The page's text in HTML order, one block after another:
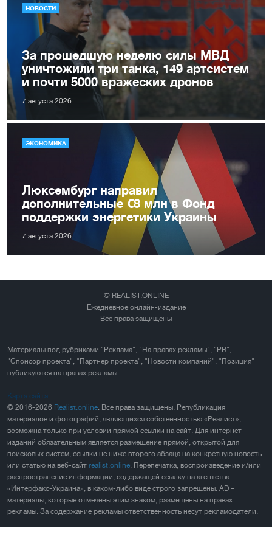
НОВОСТИ
За прошедшую неделю силы МВД
уничтожили три танка, 149 артсистем
и почти 5000 вражеских дронов
7 августа 2026
ЭКОНОМИКА
Люксембург направил
дополнительные €8 млн в Фонд
поддержки энергетики Украины
7 августа 2026
© REALIST.ONLINE
Ежедневное онлайн-издание
Все права защищены
Материалы под рубриками "Реклама", "На правах рекламы", "PR",
"Спонсор проекта", "Партнер проекта", "Новости компаний", "Позиция"
публикуются на правах рекламы
Карта сайта
© 2016-2026 Realist.online . Все права защищены. Републикация
материалов и фотографий, являющихся собственностью «Реалист»,
возможна только при условии прямой ссылки на сайт. Для интернет-
изданий обязательным является размещение прямой, открытой для
поисковых систем, ссылки не ниже второго абзаца на конкретную новость
или статью на веб-сайт realist.online . Перепечатка, воспроизведение и/или
распространение информации, содержащей ссылку на агентства
«Интерфакс-Украина», в каком-либо виде строго запрещены. AD –
материалы, которые отмечены этим знаком, размещены на правах
рекламы. За содержание рекламы ответственность несут рекламодатели.